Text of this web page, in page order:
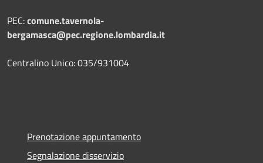
PEC:comune.tavernola-
bergamasca@pec.regione.lombardia.it
Centralino Unico: 035/931004
Prenotazione appuntamento
Segnalazione disservizio